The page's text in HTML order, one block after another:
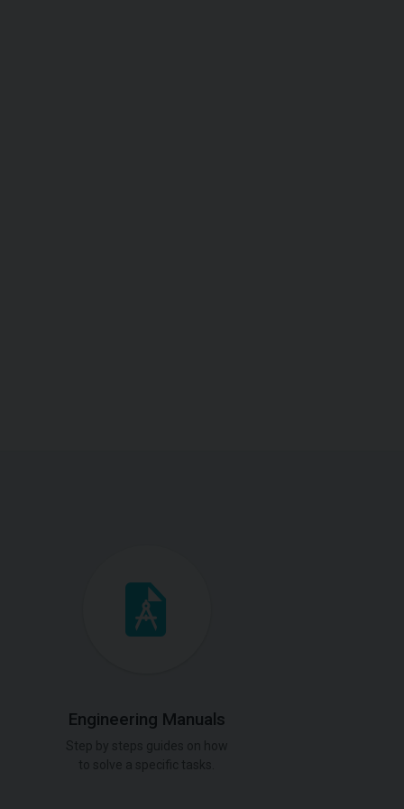
Engineering Manuals